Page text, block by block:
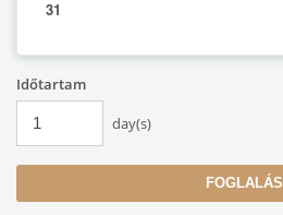
31
Időtartam
day(s)
FOGLALÁS